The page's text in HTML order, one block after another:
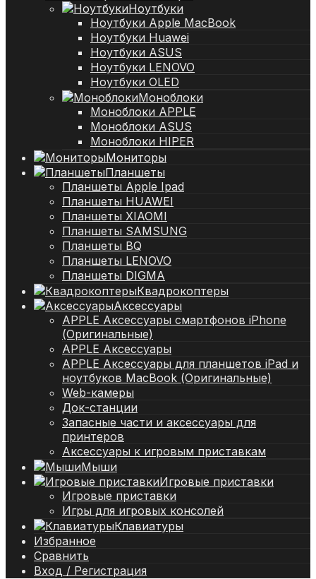
Ноутбуки
Ноутбуки Apple MacBook
Ноутбуки Huawei
Ноутбуки ASUS
Ноутбуки LENOVO
Ноутбуки OLED
Моноблоки
Моноблоки APPLE
Моноблоки ASUS
Моноблоки HIPER
Мониторы
Планшеты
Планшеты Apple Ipad
Планшеты HUAWEI
Планшеты XIAOMI
Планшеты SAMSUNG
Планшеты BQ
Планшеты LENOVO
Планшеты DIGMA
Квадрокоптеры
Аксессуары
APPLE Аксессуары смартфонов iPhone
(Оригинальные)
APPLE Аксессуары
APPLE Аксессуары для планшетов iPad и
ноутбуков MacBook (Оригинальные)
Web-камеры
Док-станции
Запасные части и аксессуары для
принтеров
Аксессуары к игровым приставкам
Мыши
Игровые приставки
Игровые приставки
Игры для игровых консолей
Клавиатуры
Избранное
Сравнить
Вход / Регистрация